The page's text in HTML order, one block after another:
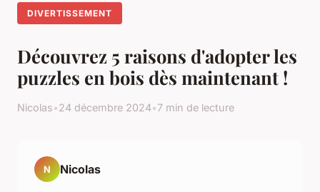
DIVERTISSEMENT
Découvrez 5 raisons d'adopter les
puzzles en bois dès maintenant !
Nicolas•24 décembre 2024•7 min de lecture
N Nicolas